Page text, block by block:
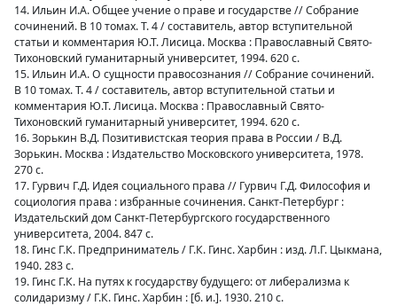
14. Ильин И.А. Общее учение о праве и государстве // Собрание
сочинений. В 10 томах. Т. 4 / составитель, автор вступительной
статьи и комментария Ю.Т. Лисица. Москва : Православный Свято-
Тихоновский гуманитарный университет, 1994. 620 с.
15. Ильин И.А. О сущности правосознания // Собрание сочинений.
В 10 томах. Т. 4 / составитель, автор вступительной статьи и
комментария Ю.Т. Лисица. Москва : Православный Свято-
Тихоновский гуманитарный университет, 1994. 620 с.
16. Зорькин В.Д. Позитивистская теория права в России / В.Д.
Зорькин. Москва : Издательство Московского университета, 1978.
270 с.
17. Гурвич Г.Д. Идея социального права // Гурвич Г.Д. Философия и
социология права : избранные сочинения. Санкт-Петербург :
Издательский дом Санкт-Петербургского государственного
университета, 2004. 847 с.
18. Гинс Г.К. Предприниматель / Г.К. Гинс. Харбин : изд. Л.Г. Цыкмана,
1940. 283 с.
19. Гинс Г.К. На путях к государству будущего: от либерализма к
солидаризму / Г.К. Гинс. Харбин : [б. и.]. 1930. 210 с.